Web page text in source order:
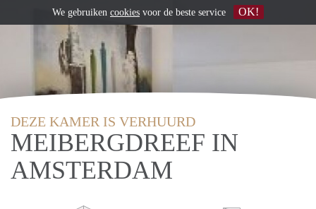
DEZE KAMER IS VERHUURD
MEIBERGDREEF IN
AMSTERDAM
We gebruiken cookies voor de beste service OK!